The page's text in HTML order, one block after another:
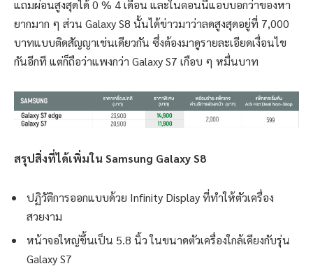
แถมผ่อนสูงสุดได้ 0 % 4 เดือน และในตอนนี้แอบบอกว่าของหา
ยากมาก ๆ ส่วน Galaxy S8 นั้นได้ข่าวมาว่าลดสูงสุดอยู่ที่ 7,000
บาทแบบติดสัญญาเช่นเดียวกัน ซึ่งต้องมาดูรายละเอียดเงื่อนไข
กันอีกที แต่ก็ถือว่าแพงกว่า Galaxy S7 เกือบ ๆ หมื่นบาท
สรุปสิ่งที่ได้เพิ่มใน Samsung Galaxy S8
ปฏิวัติการออกแบบด้วย Infinity Display ที่ทำให้ตัวเครื่อง
สวยงาม
หน้าจอใหญ่ขึ้นเป็น 5.8 นิ้ว ในขนาดตัวเครื่องใกล้เคียงกับรุ่น
Galaxy S7